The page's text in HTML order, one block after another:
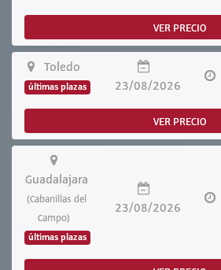
VER PRECIO
Toledo
últimas plazas 23/08/2026
VER PRECIO
Guadalajara
(Cabanillas del
Campo)
últimas plazas
23/08/2026